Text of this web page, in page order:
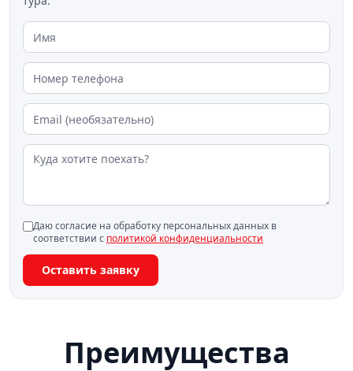
Даю согласие на обработку персональных данных в
соответствии с политикой конфиденциальности
Оставить заявку
Преимущества